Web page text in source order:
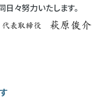
日々努力いたします。